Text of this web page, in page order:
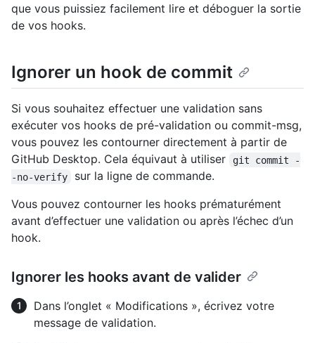
que vous puissiez facilement lire et déboguer la sortie
de vos hooks.
Ignorer un hook de commit
Si vous souhaitez effectuer une validation sans
exécuter vos hooks de pré-validation ou commit-msg,
vous pouvez les contourner directement à partir de
GitHub Desktop. Cela équivaut à utiliser
git commit -
-no-verify
sur la ligne de commande.
Vous pouvez contourner les hooks prématurément
avant d’effectuer une validation ou après l’échec d’un
hook.
Ignorer les hooks avant de valider
Dans l’onglet « Modifications », écrivez votre
message de validation.